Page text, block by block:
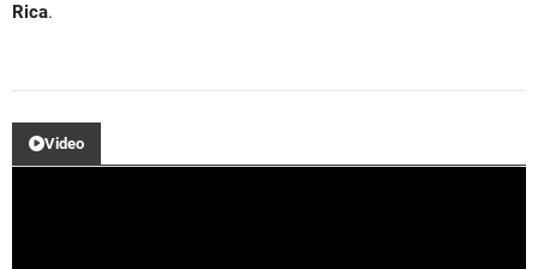
Rica.
Video